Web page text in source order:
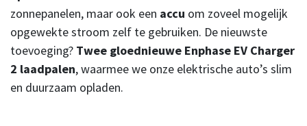
zonnepanelen, maar ook een accu om zoveel mogelijk
opgewekte stroom zelf te gebruiken. De nieuwste
toevoeging? Twee gloednieuwe Enphase EV Charger
2 laadpalen, waarmee we onze elektrische auto’s slim
en duurzaam opladen.